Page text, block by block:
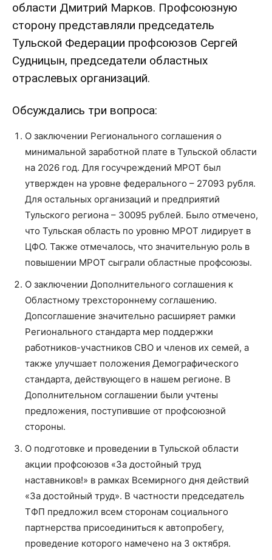
области Дмитрий Марков. Профсоюзную
сторону представляли председатель
Тульской Федерации профсоюзов Сергей
Судницын, председатели областных
отраслевых организаций.
Обсуждались три вопроса:
О заключении Регионального соглашения о
минимальной заработной плате в Тульской области
на 2026 год. Для госучреждений МРОТ был
утвержден на уровне федерального – 27093 рубля.
Для остальных организаций и предприятий
Тульского региона – 30095 рублей. Было отмечено,
что Тульская область по уровню МРОТ лидирует в
ЦФО. Также отмечалось, что значительную роль в
повышении МРОТ сыграли областные профсоюзы.
О заключении Дополнительного соглашения к
Областному трехстороннему соглашению.
Допсоглашение значительно расширяет рамки
Регионального стандарта мер поддержки
работников-участников СВО и членов их семей, а
также улучшает положения Демографического
стандарта, действующего в нашем регионе. В
Дополнительном соглашении были учтены
предложения, поступившие от профсоюзной
стороны.
О подготовке и проведении в Тульской области
акции профсоюзов «За достойный труд
наставников!» в рамках Всемирного дня действий
«За достойный труд». В частности председатель
ТФП предложил всем сторонам социального
партнерства присоединиться к автопробегу,
проведение которого намечено на 3 октября.